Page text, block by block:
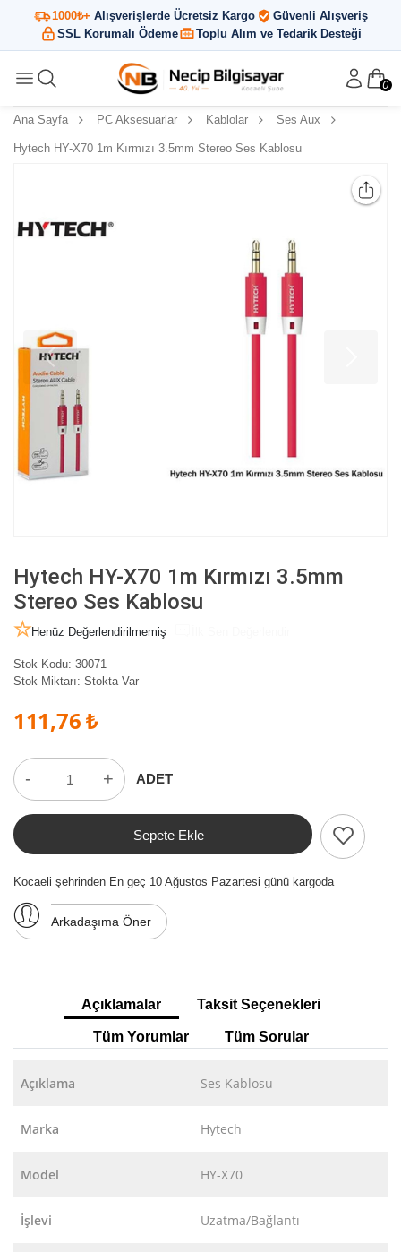
1000₺+ Alışverişlerde Ücretsiz Kargo
Güvenli Alışveriş
SSL Korumalı Ödeme
Toplu Alım ve Tedarik Desteği
0
Ana Sayfa PC Aksesuarlar Kablolar Ses Aux
Hytech HY-X70 1m Kırmızı 3.5mm Stereo Ses Kablosu
Hytech HY-X70 1m Kırmızı 3.5mm
Stereo Ses Kablosu
Henüz Değerlendirilmemiş
Stok Kodu: 30071
Stok Miktarı: Stokta Var
111,76 ₺
- + ADET
Sepete Ekle
Kocaeli şehrinden En geç 10 Ağustos Pazartesi günü kargoda
Arkadaşıma Öner
Açıklamalar Taksit Seçenekleri
Tüm Yorumlar Tüm Sorular
Açıklama Ses Kablosu
Marka Hytech
Model HY-X70
İşlevi Uzatma/Bağlantı